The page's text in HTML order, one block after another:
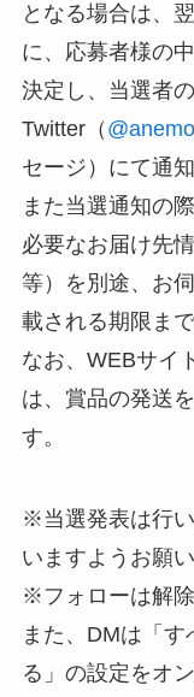
となる場合は、
に、応募者様の
決定し、当選者
Twitter（
セージ）にて通
また当選通知の
必要なお届け先
等）を別途、お
載される期限ま
なお、WEBサイ
は、賞品の発送
す。
※当選発表は行
いますようお願
※フォローは解除
また、DMは「
る」の設定をオ